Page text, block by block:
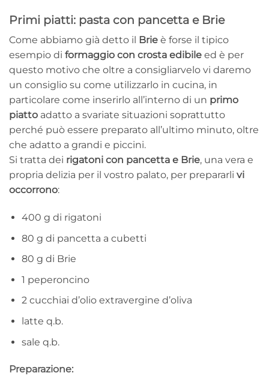
Primi piatti: pasta con pancetta e Brie
Come abbiamo già detto il Brie è forse il tipico
esempio di formaggio con crosta edibile ed è per
questo motivo che oltre a consigliarvelo vi daremo
un consiglio su come utilizzarlo in cucina, in
particolare come inserirlo all’interno di un primo
piatto adatto a svariate situazioni soprattutto
perché può essere preparato all’ultimo minuto, oltre
che adatto a grandi e piccini.
Si tratta dei rigatoni con pancetta e Brie, una vera e
propria delizia per il vostro palato, per prepararli vi
occorrono:
400 g di rigatoni
80 g di pancetta a cubetti
80 g di Brie
1 peperoncino
2 cucchiai d’olio extravergine d’oliva
latte q.b.
sale q.b.
Preparazione: